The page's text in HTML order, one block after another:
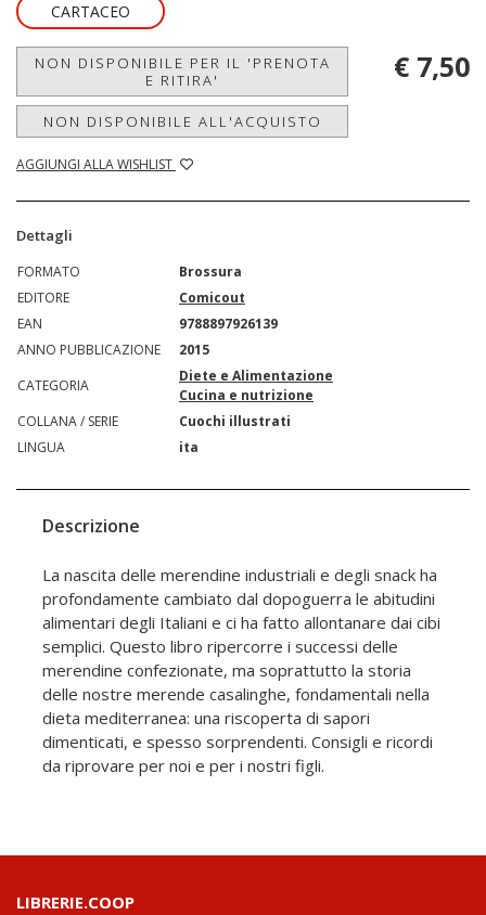
CARTACEO
NON DISPONIBILE PER IL 'PRENOTA
E RITIRA'
NON DISPONIBILE ALL'ACQUISTO
AGGIUNGI ALLA WISHLIST
€ 7,50
Dettagli
FORMATO
Brossura
EDITORE
Comicout
EAN
9788897926139
ANNO PUBBLICAZIONE
2015
CATEGORIA
Diete e Alimentazione
Cucina e nutrizione
COLLANA / SERIE
Cuochi illustrati
LINGUA
ita
Descrizione
La nascita delle merendine industriali e degli snack ha
profondamente cambiato dal dopoguerra le abitudini
alimentari degli Italiani e ci ha fatto allontanare dai cibi
semplici. Questo libro ripercorre i successi delle
merendine confezionate, ma soprattutto la storia
delle nostre merende casalinghe, fondamentali nella
dieta mediterranea: una riscoperta di sapori
dimenticati, e spesso sorprendenti. Consigli e ricordi
da riprovare per noi e per i nostri figli.
LIBRERIE.COOP